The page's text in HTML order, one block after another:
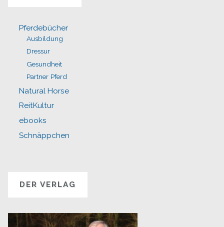
Pferdebücher
Ausbildung
Dressur
Gesundheit
Partner Pferd
Natural Horse
ReitKultur
ebooks
Schnäppchen
DER VERLAG